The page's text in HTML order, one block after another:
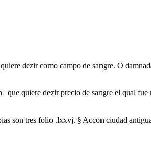
dezir como campo de sangre. O
que quiere dezir precio de sangre el qual
son tres folio .lxxvj. § Accon ciudad